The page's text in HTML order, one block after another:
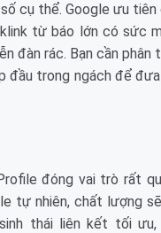
cụ thể. Google ưu
từ báo lớn có sức
đàn rác. Bạn cần phân
đầu trong ngách để
đóng vai trò rất
tự nhiên, chất lượng
thái liên kết tối ưu,